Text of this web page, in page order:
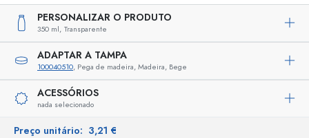
PERSONALIZAR O PRODUTO
350 ml, Transparente
ADAPTAR A TAMPA
100040510, Pega de madeira, Madeira, Bege
ACESSÓRIOS
nada selecionado
Preço unitário: 3,21 €